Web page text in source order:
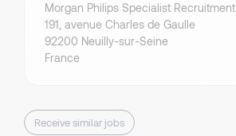
Morgan Philips Specialist Recruitment
191, avenue Charles de Gaulle
92200 Neuilly-sur-Seine
France
Receive similar jobs